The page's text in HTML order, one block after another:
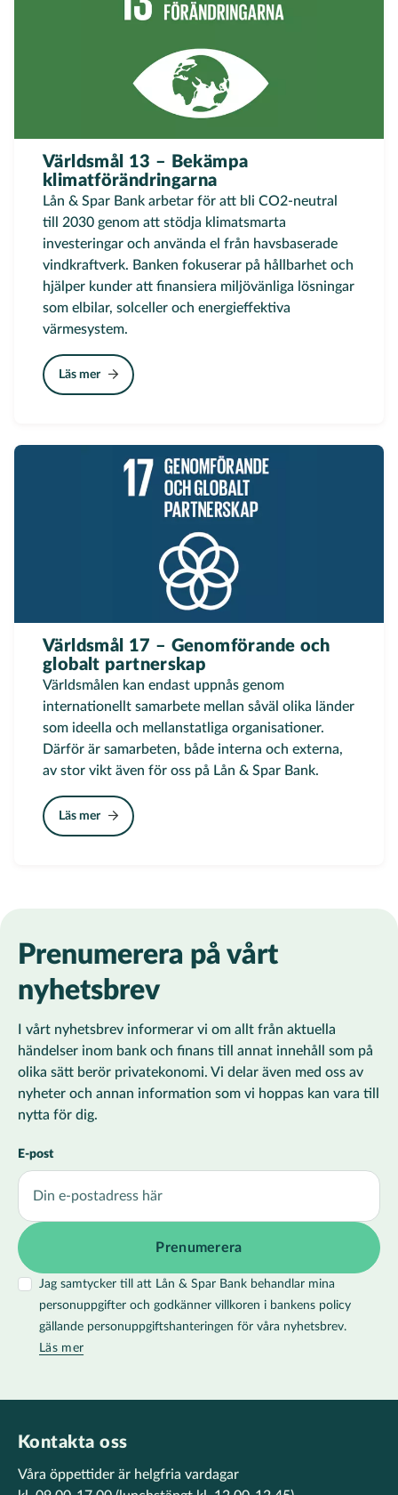
Världsmål 13 – Bekämpa
klimatförändringarna
Lån & Spar Bank arbetar för att bli CO2-neutral
till 2030 genom att stödja klimatsmarta
investeringar och använda el från havsbaserade
vindkraftverk. Banken fokuserar på hållbarhet och
hjälper kunder att finansiera miljövänliga lösningar
som elbilar, solceller och energieffektiva
värmesystem.
Läs mer
Världsmål 17 – Genomförande och
globalt partnerskap
Världsmålen kan endast uppnås genom
internationellt samarbete mellan såväl olika länder
som ideella och mellanstatliga organisationer.
Därför är samarbeten, både interna och externa,
av stor vikt även för oss på Lån & Spar Bank.
Läs mer
Prenumerera på vårt
nyhetsbrev
I vårt nyhetsbrev informerar vi om allt från aktuella
händelser inom bank och finans till annat innehåll som på
olika sätt berör privatekonomi. Vi delar även med oss av
nyheter och annan information som vi hoppas kan vara till
nytta för dig.
E-post
Jag samtycker till att Lån & Spar Bank behandlar mina
personuppgifter och godkänner villkoren i bankens policy
gällande personuppgiftshanteringen för våra nyhetsbrev.
Läs mer
Kontakta oss
Våra öppettider är helgfria vardagar